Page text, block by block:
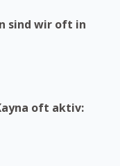
sind wir oft in
oft aktiv: